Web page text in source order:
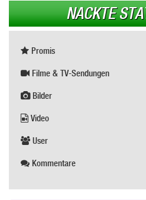
NACKTE
Promis
Filme & TV-Sendungen
Bilder
Video
User
Kommentare